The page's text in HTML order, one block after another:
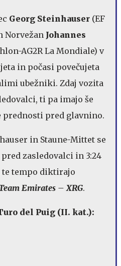
Georg Steinhauser (EF
Norvežan Johannes
AG2R La Mondiale) v
in počasi povečujeta
ubežniki. Zdaj vozita
ti pa imajo še
pred glavnino.
in Staune-Mittet se
zasledovalci in 3:24
te tempo diktirajo
Emirates – XRG.
del Puig (II. kat.):